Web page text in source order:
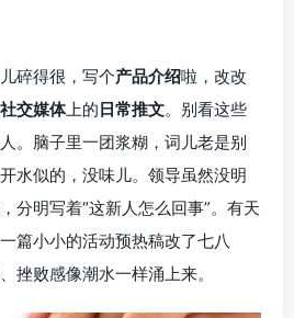
碎得很，写个产品介绍啦，改改
社交媒体上的日常推文。别看这些
。脑子里一团浆糊，词儿老是别
水似的，没味儿。领导虽然没明
分明写着“这新人怎么回事”。有天
篇小小的活动预热稿改了七八
挫败感像潮水一样涌上来。